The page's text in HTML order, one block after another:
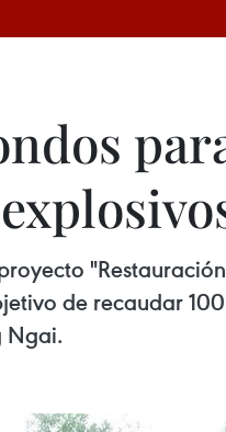
de recaudar
Ngai.